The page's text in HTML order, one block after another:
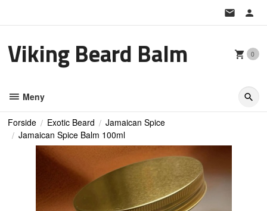
Viking Beard Balm 0
Meny
Forside Exotic Beard
Jamaican Spice
Jamaican Spice Balm 100ml